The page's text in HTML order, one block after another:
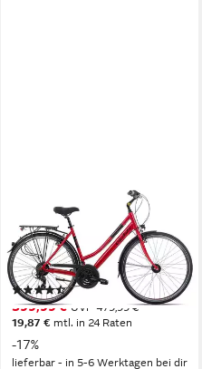
Cityrad Ponte Vecchio Trapez
56 cm Rahmenhöhe
21 Gänge
120 kg Zul. Gesamtgewicht
(9)
399,99 € UVP 479,99 €
19,87 € mtl. in 24 Raten
-17%
lieferbar - in 5-6 Werktagen bei dir